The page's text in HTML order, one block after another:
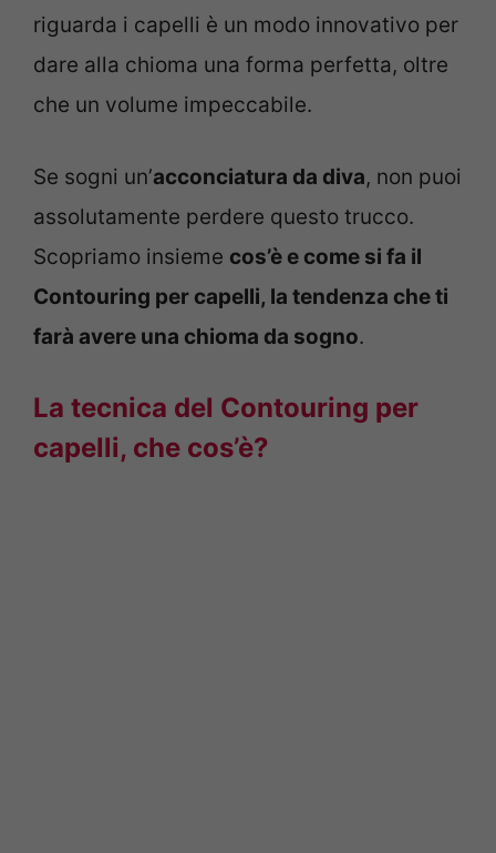
riguarda i capelli è un modo innovativo per
dare alla chioma una forma perfetta, oltre
che un volume impeccabile.
Se sogni un’acconciatura da diva, non puoi
assolutamente perdere questo trucco.
Scopriamo insieme cos’è e come si fa il
Contouring per capelli, la tendenza che ti
farà avere una chioma da sogno.
La tecnica del Contouring per
capelli, che cos’è?